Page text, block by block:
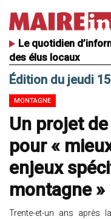
Le quotidien
des élus locaux
Édition du jeudi
MONTAGNE
Un projet
pour «
enjeux
montagne »
Trente-et-un ans après